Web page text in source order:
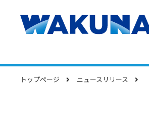
トップページ ニュースリリース